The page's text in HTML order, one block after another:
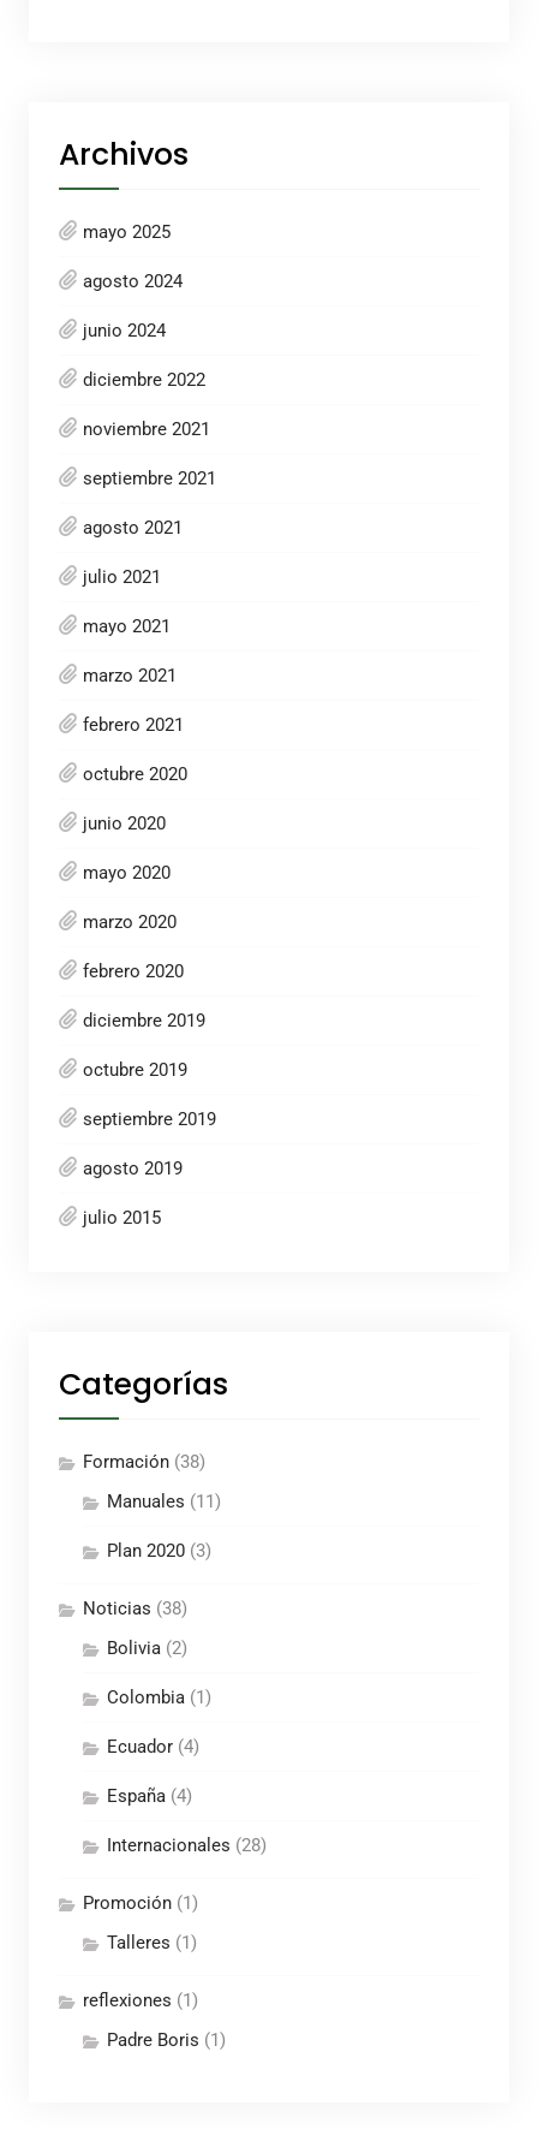
Archivos
mayo 2025
agosto 2024
junio 2024
diciembre 2022
noviembre 2021
septiembre 2021
agosto 2021
julio 2021
mayo 2021
marzo 2021
febrero 2021
octubre 2020
junio 2020
mayo 2020
marzo 2020
febrero 2020
diciembre 2019
octubre 2019
septiembre 2019
agosto 2019
julio 2015
Categorías
Formación(38)
Manuales (11)
Plan 2020(3)
Noticias (38)
Bolivia(2)
Colombia(1)
Ecuador(4)
España(4)
Internacionales (28)
Promoción(1)
Talleres (1)
reflexiones (1)
Padre Boris (1)